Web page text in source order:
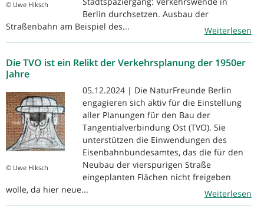
© Uwe Hiksch
Berlin durchsetzen. Ausbau der
Straßenbahn am Beispiel des...
Weiterlesen
Die TVO ist ein Relikt der Verkehrsplanung der 1950er
Jahre
© Uwe Hiksch
05.12.2024 | Die NaturFreunde Berlin
engagieren sich aktiv für die Einstellung
aller Planungen für den Bau der
Tangentialverbindung Ost (TVO). Sie
unterstützen die Einwendungen des
Eisenbahnbundesamtes, das die für den
Neubau der vierspurigen Straße
eingeplanten Flächen nicht freigeben
wolle, da hier neue...
Weiterlesen